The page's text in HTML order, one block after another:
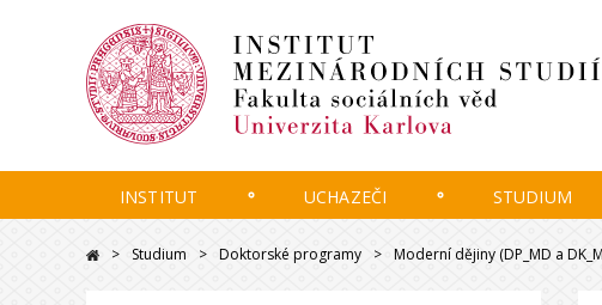
INSTITUT UCHAZEČI STUDIUM
Studium Doktorské programy Moderní dějiny (DP_MD a